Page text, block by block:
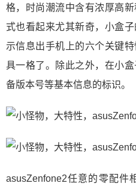
格，时尚潮流中含有浓厚高
式也看起来尤其新奇，小盒
示信息出手机上的六个关键
具一格了。除此之外，在小
备版本号等基本信息的标识。
asusZenfone2任意的零配件